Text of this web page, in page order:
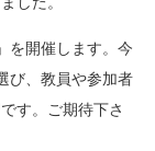
を開催します。今
び、教員や参加者
す。ご期待下さ